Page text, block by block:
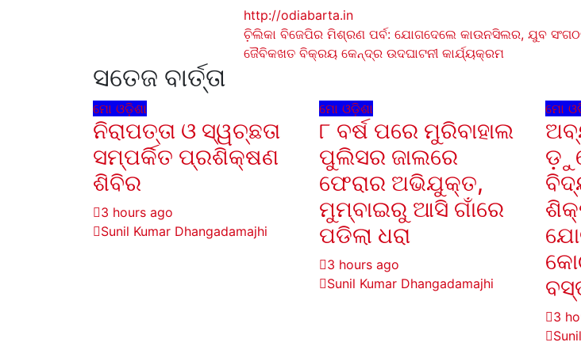
http://odiabarta.in
Post
navigation
ଚ଼ିଲିକା ବିଜେପିର ମିଶ୍ରଣ ପର୍ବ: ଯୋଗଦେଲେ କାଉନସିଲର, ଯୁବ
ଜୈବିକଖତ ବିକ୍ରୟ କେନ୍ଦ୍ର ଉଦଘାଟନୀ କାର୍ଯ୍ୟକ୍ରମ
ସତେଜ ବାର୍ତ୍ତା
ମୋ ଓଡ଼ିଶା
ନିରାପତ୍ତା ଓ ସ୍ୱଚ୍ଛତା
ସମ୍ପର୍କିତ ପ୍ରଶିକ୍ଷଣ
ଶିବିର
3 hours ago
Sunil Kumar Dhangadamajhi
ମୋ ଓଡ଼ିଶା
୮ ବର୍ଷ ପରେ ମୁରିବାହାଲ
ପୁଲିସର ଜାଲରେ
ଫେରାର ଅଭିଯୁକ୍ତ,
ମୁମ୍ବାଇରୁ ଆସି ଗାଁରେ
ପଡିଲା ଧରା
3 hours ago
Sunil Kumar Dhangadamajhi
ମୋ
3